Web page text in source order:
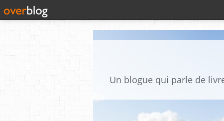
Un blogue qui parle de